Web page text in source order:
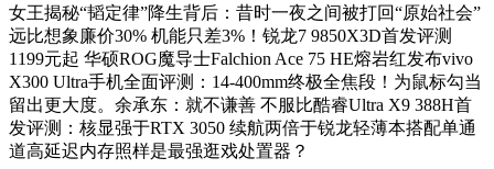
女王揭秘“韬定律”降生背后：昔时一夜之间被打回“原始社会”
远比想象廉价30% 机能只差3%！锐龙7 9850X3D首发评测
1199元起 华硕ROG魔导士Falchion Ace 75 HE熔岩红发布vivo
X300 Ultra手机全面评测：14-400mm终极全焦段！为鼠标勾当
留出更大度。余承东：就不谦善 不服比酷睿Ultra X9 388H首
发评测：核显强于RTX 3050 续航两倍于锐龙轻薄本搭配单通
道高延迟内存照样是最强逛戏处置器？